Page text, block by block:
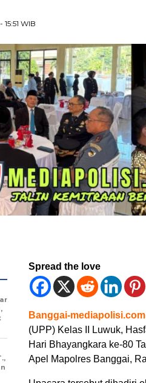
- 15:51 WIB
Spread the love
Banggai-mediapolisi.com
(UPP) Kelas II Luwuk,
Hari Bhayangkara ke-80
Apel Mapolres Banggai,